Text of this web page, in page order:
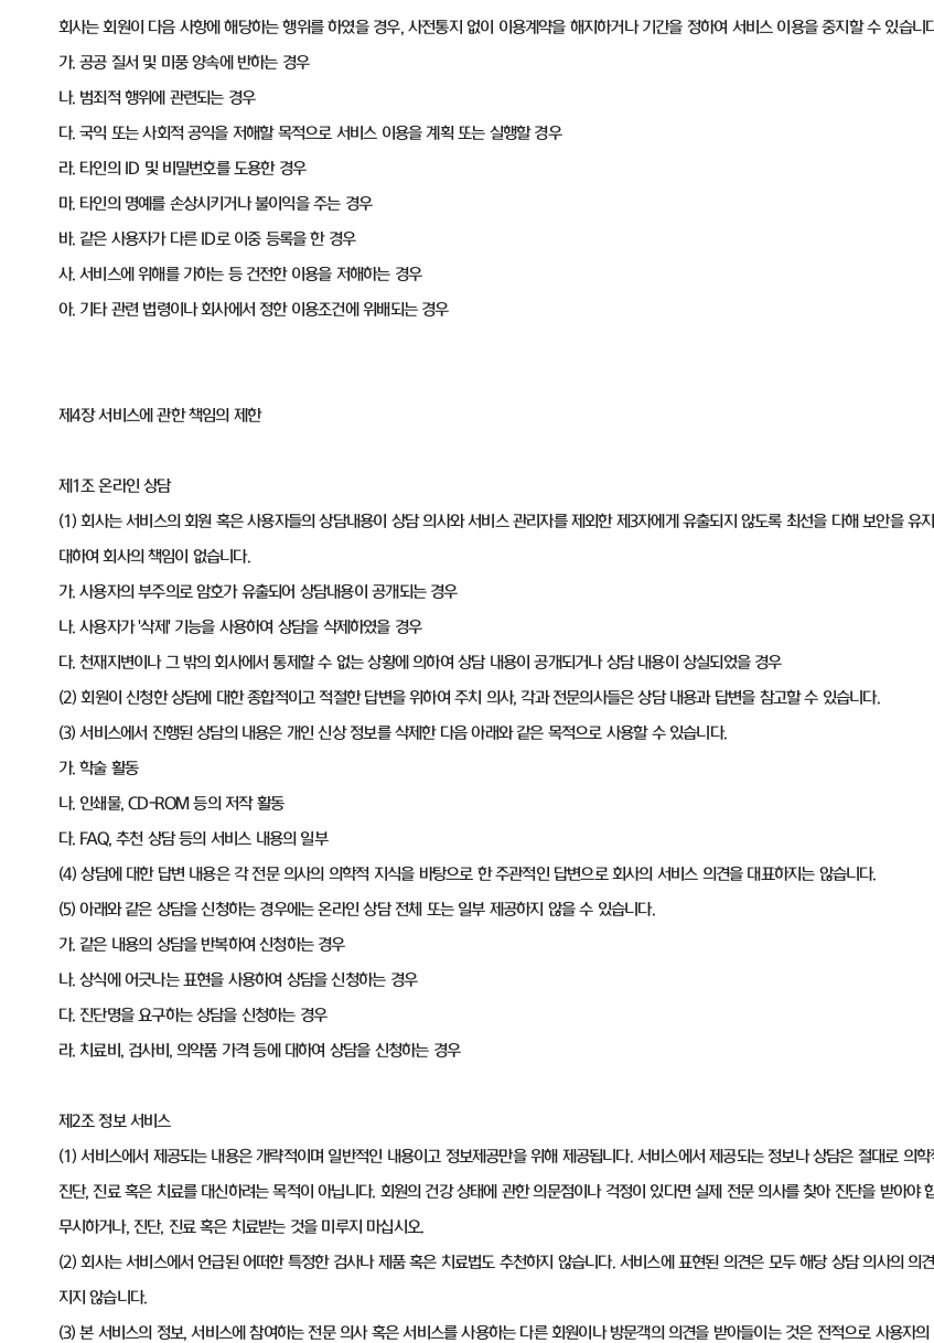
회사는 회원이 다음 사항에 해당하는 행위를 하였을 경우, 사전통지 없이 이용계약을 해지하거나 기간을 정하여 서비스 이용을 중지할 수 있습니
가. 공공 질서 및 미풍 양속에 반하는 경우
나. 범죄적 행위에 관련되는 경우
다. 국익 또는 사회적 공익을 저해할 목적으로 서비스 이용을 계획 또는 실행할 경우
라. 타인의 ID 및 비밀번호를 도용한 경우
마. 타인의 명예를 손상시키거나 불이익을 주는 경우
바. 같은 사용자가 다른 ID로 이중 등록을 한 경우
사. 서비스에 위해를 가하는 등 건전한 이용을 저해하는 경우
아. 기타 관련 법령이나 회사에서 정한 이용조건에 위배되는 경우
제4장 서비스에 관한 책임의 제한
제1조 온라인 상담
(1) 회사는 서비스의 회원 혹은 사용자들의 상담내용이 상담 의사와 서비스 관리자를 제외한 제3자에게 유출되지 않도록 최선을 다해 보안을 유
대하여 회사의 책임이 없습니다.
가. 사용자의 부주의로 암호가 유출되어 상담내용이 공개되는 경우
나. 사용자가 '삭제' 기능을 사용하여 상담을 삭제하였을 경우
다. 천재지변이나 그 밖의 회사에서 통제할 수 없는 상황에 의하여 상담 내용이 공개되거나 상담 내용이 상실되었을 경우
(2) 회원이 신청한 상담에 대한 종합적이고 적절한 답변을 위하여 주치 의사, 각과 전문의사들은 상담 내용과 답변을 참고할 수 있습니다.
(3) 서비스에서 진행된 상담의 내용은 개인 신상 정보를 삭제한 다음 아래와 같은 목적으로 사용할 수 있습니다.
가. 학술 활동
나. 인쇄물, CD-ROM 등의 저작 활동
다. FAQ, 추천 상담 등의 서비스 내용의 일부
(4) 상담에 대한 답변 내용은 각 전문 의사의 의학적 지식을 바탕으로 한 주관적인 답변으로 회사의 서비스 의견을 대표하지는 않습니다.
(5) 아래와 같은 상담을 신청하는 경우에는 온라인 상담 전체 또는 일부 제공하지 않을 수 있습니다.
가. 같은 내용의 상담을 반복하여 신청하는 경우
나. 상식에 어긋나는 표현을 사용하여 상담을 신청하는 경우
다. 진단명을 요구하는 상담을 신청하는 경우
라. 치료비, 검사비, 의약품 가격 등에 대하여 상담을 신청하는 경우
제2조 정보 서비스
(1) 서비스에서 제공되는 내용은 개략적이며 일반적인 내용이고 정보제공만을 위해 제공됩니다. 서비스에서 제공되는 정보나 상담은 절대로 의
진단, 진료 혹은 치료를 대신하려는 목적이 아닙니다. 회원의 건강 상태에 관한 의문점이나 걱정이 있다면 실제 전문 의사를 찾아 진단을 받아야
무시하거나, 진단, 진료 혹은 치료받는 것을 미루지 마십시오.
(2) 회사는 서비스에서 언급된 어떠한 특정한 검사나 제품 혹은 치료법도 추천하지 않습니다. 서비스에 표현된 의견은 모두 해당 상담 의사의
지지 않습니다.
(3) 본 서비스의 정보, 서비스에 참여하는 전문 의사 혹은 서비스를 사용하는 다른 회원이나 방문객의 의견을 받아들이는 것은 전적으로 사용자